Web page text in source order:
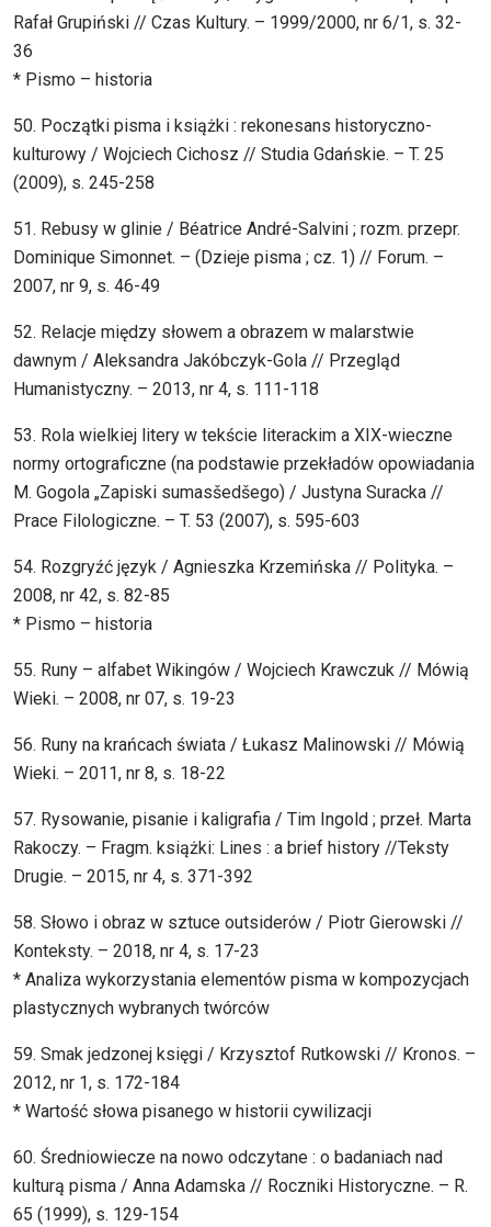
Rafał Grupiński // Czas Kultury. – 1999/2000, nr 6/1, s. 32-
36
* Pismo – historia
50. Początki pisma i książki : rekonesans historyczno-
kulturowy / Wojciech Cichosz // Studia Gdańskie. – T. 25
(2009), s. 245-258
51. Rebusy w glinie / Béatrice André-Salvini ; rozm. przepr.
Dominique Simonnet. – (Dzieje pisma ; cz. 1) // Forum. –
2007, nr 9, s. 46-49
52. Relacje między słowem a obrazem w malarstwie
dawnym / Aleksandra Jakóbczyk-Gola // Przegląd
Humanistyczny. – 2013, nr 4, s. 111-118
53. Rola wielkiej litery w tekście literackim a XIX-wieczne
normy ortograficzne (na podstawie przekładów opowiadania
M. Gogola „Zapiski sumasšedšego) / Justyna Suracka //
Prace Filologiczne. – T. 53 (2007), s. 595-603
54. Rozgryźć język / Agnieszka Krzemińska // Polityka. –
2008, nr 42, s. 82-85
* Pismo – historia
55. Runy – alfabet Wikingów / Wojciech Krawczuk // Mówią
Wieki. – 2008, nr 07, s. 19-23
56. Runy na krańcach świata / Łukasz Malinowski // Mówią
Wieki. – 2011, nr 8, s. 18-22
57. Rysowanie, pisanie i kaligrafia / Tim Ingold ; przeł. Marta
Rakoczy. – Fragm. książki: Lines : a brief history //Teksty
Drugie. – 2015, nr 4, s. 371-392
58. Słowo i obraz w sztuce outsiderów / Piotr Gierowski //
Konteksty. – 2018, nr 4, s. 17-23
* Analiza wykorzystania elementów pisma w kompozycjach
plastycznych wybranych twórców
59. Smak jedzonej księgi / Krzysztof Rutkowski // Kronos. –
2012, nr 1, s. 172-184
* Wartość słowa pisanego w historii cywilizacji
60. Średniowiecze na nowo odczytane : o badaniach nad
kulturą pisma / Anna Adamska // Roczniki Historyczne. – R.
65 (1999), s. 129-154